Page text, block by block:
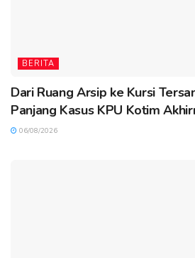
BERITA
Dari Ruang Arsip ke Kursi
Panjang Kasus KPU Kotim
06/08/2026